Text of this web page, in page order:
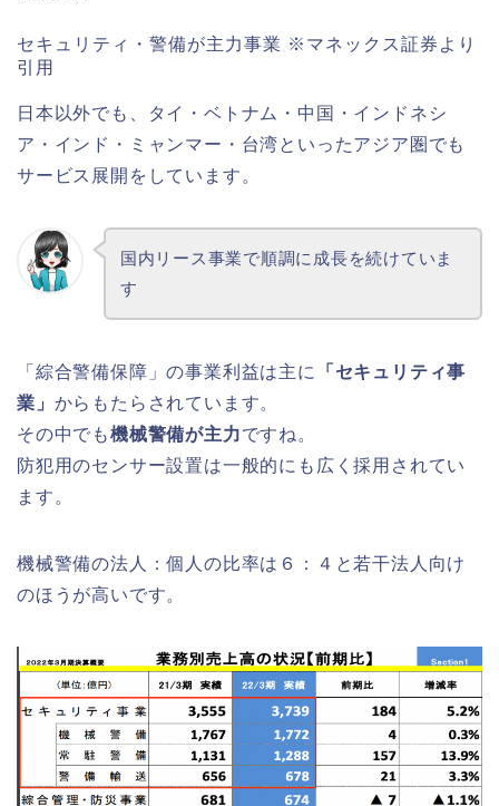
セキュリティ・警備が主力事業 ※マネックス証券より
引用
日本以外でも、タイ・ベトナム・中国・インドネシ
ア・インド・ミャンマー・台湾といったアジア圏でも
サービス展開をしています。
国内リース事業で順調に成長を続けていま
す
「綜合警備保障」の事業利益は主に
「セキュリティ事
業」 からもたらされています。
その中でも機械警備が主力ですね。
防犯用のセンサー設置は一般的にも広く採用されてい
ます。
機械警備の法人：個人の比率は６：４と若干法人向け
のほうが高いです。